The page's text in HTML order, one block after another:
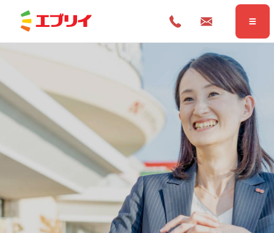
Home ホーム